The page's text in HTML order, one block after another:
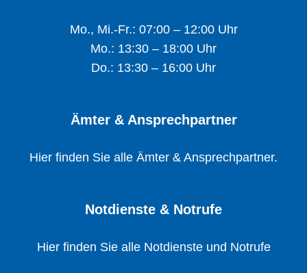
Mo., Mi.-Fr.: 07:00 – 12:00 Uhr
Mo.: 13:30 – 18:00 Uhr
Do.: 13:30 – 16:00 Uhr
Ämter & Ansprechpartner
Hier finden Sie alle Ämter & Ansprechpartner.
Notdienste & Notrufe
Hier finden Sie alle Notdienste und Notrufe